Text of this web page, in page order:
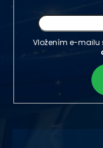
Vložením e-mailu